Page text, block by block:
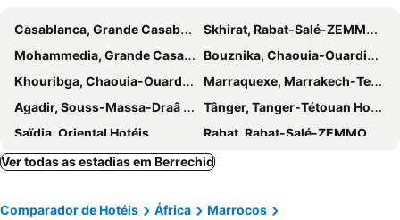
Casablanca, Grande Casabranca Hotéis
Skhirat, Rabat-Salé-ZEMMOUR-Zaër Hotéis
Mohammedia, Grande Casabranca Hotéis
Bouznika, Chaouia-Ouardigha Hotéis
Khouribga, Chaouia-Ouardigha Hotéis
Marraquexe, Marrakech-Tensifit-El Hamra Hotéis
Agadir, Souss-Massa-Draâ Hotéis
Tânger, Tanger-Tétouan Hotéis
Saïdia, Oriental Hotéis
Rabat, Rabat-Salé-ZEMMOUR-Zaër Hotéis
Fès, Fès-Boulemane Hotéis
Taghazout, Souss-Massa-Draâ Hotéis
Ver todas as estadias em Berrechid
Comparador de Hotéis África
Marrocos